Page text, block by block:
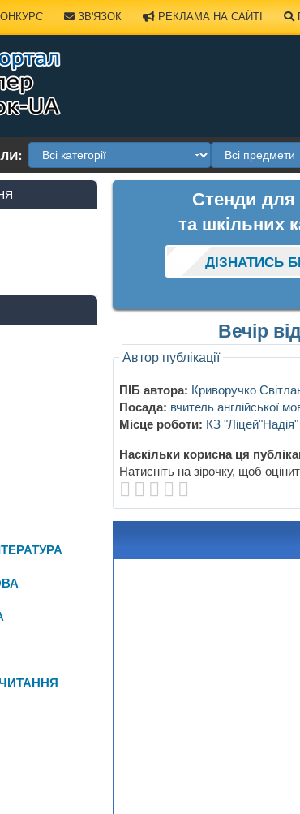
ЗВ'ЯЗОК РЕКЛАМА НА САЙТІ
Стенди для
та шкільних
ДІЗНАТИСЬ
Вечір
Автор публікації
ПІБ автора: Криворучко
Посада: вчитель англійської
Місце роботи: КЗ "Ліцей"Надія"
Наскільки корисна ця
Натисніть на зірочку, щоб